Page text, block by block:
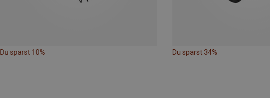
Du sparst 10% Du sparst 34%